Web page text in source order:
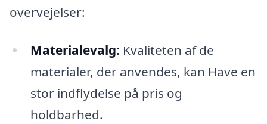
overvejelser:
Materialevalg: Kvaliteten af de
materialer, der anvendes, kan Have en
stor indflydelse på pris og
holdbarhed.